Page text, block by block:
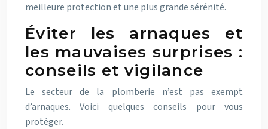
meilleure protection et une plus grande sérénité.
Éviter les arnaques et
les mauvaises surprises :
conseils et vigilance
Le secteur de la plomberie n’est pas exempt
d’arnaques. Voici quelques conseils pour vous
protéger.